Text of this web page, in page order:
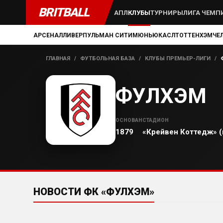
BRITBALL АПЛКЛУБЫТУРНИРЫЛИГА
АРСЕНАЛЛИВЕРПУЛЬМАН СИТИМЮНЬЮКАСЛТОТТЕНХЭМ
ГЛАВНАЯ / ФУТБОЛЬНАЯ БАЗА / КЛУБЫ ПРЕМЬЕР-ЛИГИ /
ФУЛХЭМ
ОСНОВАН
1879
СТАДИОН
«Крейвен Коттедж»
НОВОСТИ ФК «ФУЛХЭМ»